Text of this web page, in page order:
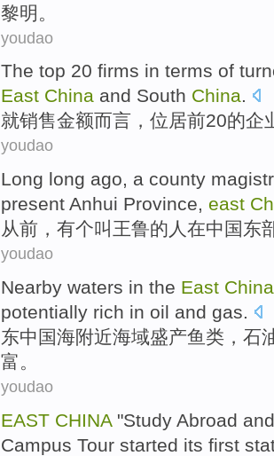
黎明。
youdao
The top 20 firms in terms of
East China and South China.
就销售金额而言 ， 位居前20的企
youdao
Long long ago, a county
present Anhui Province, east
从前 ， 有个叫 王鲁的人 在中国东
youdao
Nearby waters in the East China
potentially rich in oil and gas.
东中国海附近海域盛产鱼类 ， 石
富。
youdao
EAST CHINA"Study Abroad and
Campus Tour started its first